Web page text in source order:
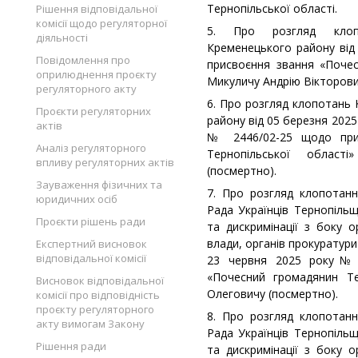
Рішення відповідальної
комісії щодо регуляторної
діяльності
Повідомлення про
оприлюднення проєкту
регуляторного акту
Проєкти регуляторних
актів
Аналіз регуляторного
впливу регуляторних актів
Зауваження фізичних та
юридичних осіб
Проєкти рішень ради
Експертний висновок
відповідальної комісії
Висновок відповідальної
комісії про відповідність
проєкту регуляторного
акту вимогам Закону
Рішення ради
Тернопільської області.
5. Про розгляд
Кременецького району
присвоєння звання
Микуличу Андрію
6. Про розгляд клопотань
району від 05 березня
№ 2446/02-25 щодо
Тернопільської
(посмертно).
7. Про розгляд
Рада Українців
та дискримінації з боку
влади, органів
23 червня 2025 року№
«Почесний громадянин
Олеговичу (посмертно).
8. Про розгляд
Рада Українців
та дискримінації з боку